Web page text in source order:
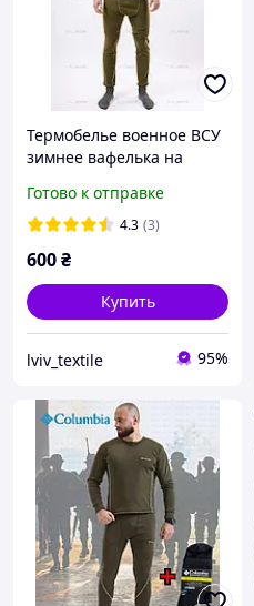
Термобелье военное ВСУ
зимнее вафелька на
Готово к отправке
4.3 (3)
600₴
Купить
lviv_textile 95%